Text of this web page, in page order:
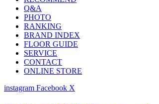
Q&A
PHOTO
RANKING
BRAND INDEX
FLOOR GUIDE
SERVICE
CONTACT
ONLINE STORE
instagram Facebook X